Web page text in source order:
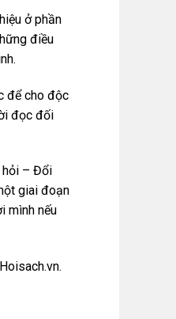
ở phần
điều
để cho độc
đọc đối
hỏi – Đổi
giai đoạn
mình nếu